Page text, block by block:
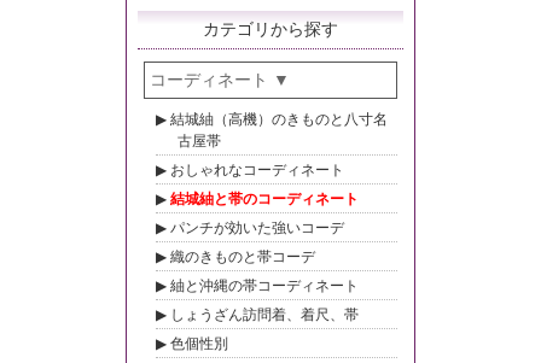
カテゴリから探す
コーディネート
結城紬（高機）のきものと八寸名
古屋帯
おしゃれなコーディネート
結城紬と帯のコーディネート
パンチが効いた強いコーデ
織のきものと帯コーデ
紬と沖縄の帯コーディネート
しょうざん訪問着、着尺、帯
色個性別